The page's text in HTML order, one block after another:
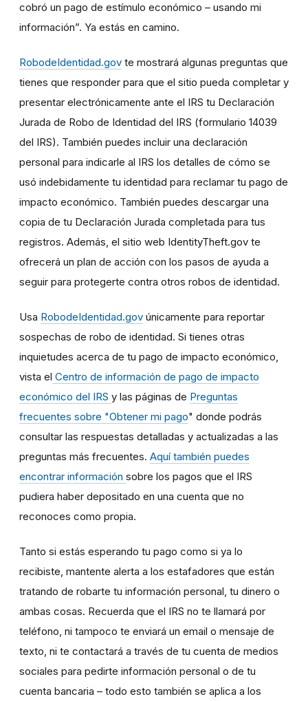
cobró un pago de estímulo económico – usando mi
información”. Ya estás en camino.
RobodeIdentidad.gov te mostrará algunas preguntas que
tienes que responder para que el sitio pueda completar y
presentar electrónicamente ante el IRS tu Declaración
Jurada de Robo de Identidad del IRS (formulario 14039
del IRS). También puedes incluir una declaración
personal para indicarle al IRS los detalles de cómo se
usó indebidamente tu identidad para reclamar tu pago de
impacto económico. También puedes descargar una
copia de tu Declaración Jurada completada para tus
registros. Además, el sitio web IdentityTheft.gov te
ofrecerá un plan de acción con los pasos de ayuda a
seguir para protegerte contra otros robos de identidad.
Usa RobodeIdentidad.gov únicamente para reportar
sospechas de robo de identidad. Si tienes otras
inquietudes acerca de tu pago de impacto económico,
vista el Centro de información de pago de impacto
económico del IRS y las páginas de Preguntas
frecuentes sobre "Obtener mi pago" donde podrás
consultar las respuestas detalladas y actualizadas a las
preguntas más frecuentes. Aquí también puedes
encontrar información sobre los pagos que el IRS
pudiera haber depositado en una cuenta que no
reconoces como propia.
Tanto si estás esperando tu pago como si ya lo
recibiste, mantente alerta a los estafadores que están
tratando de robarte tu información personal, tu dinero o
ambas cosas. Recuerda que el IRS no te llamará por
teléfono, ni tampoco te enviará un email o mensaje de
texto, ni te contactará a través de tu cuenta de medios
sociales para pedirte información personal o de tu
cuenta bancaria – todo esto también se aplica a los